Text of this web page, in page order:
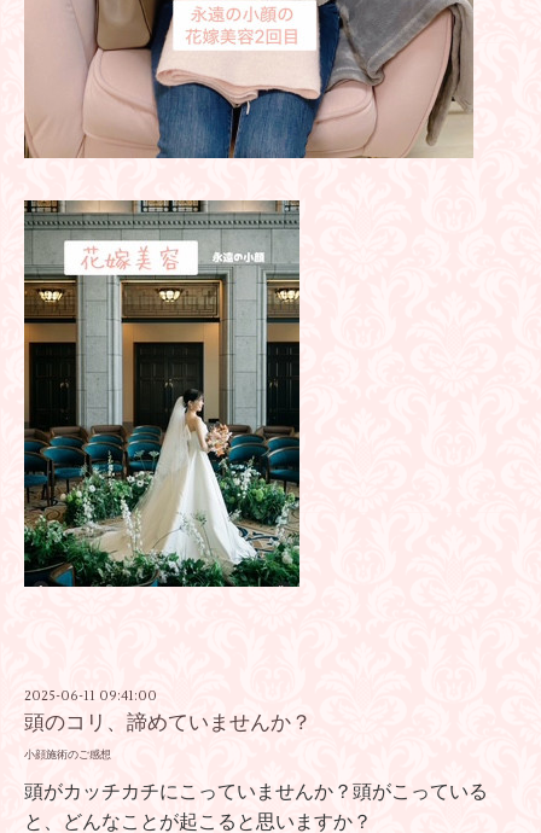
2025-06-11 09:41:00
頭のコリ、諦めていませんか？
小顔施術のご感想
頭がカッチカチにこっていませんか？頭がこっている
と、どんなことが起こると思いますか？